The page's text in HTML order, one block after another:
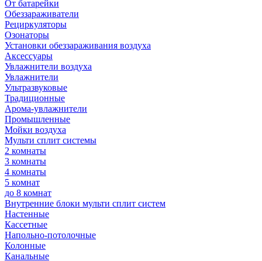
От батарейки
Обеззараживатели
Рециркуляторы
Озонаторы
Установки обеззараживания воздуха
Аксессуары
Увлажнители воздуха
Увлажнители
Ультразвуковые
Традиционные
Арома-увлажнители
Промышленные
Мойки воздуха
Мульти сплит системы
2 комнаты
3 комнаты
4 комнаты
5 комнат
до 8 комнат
Внутренние блоки мульти сплит систем
Настенные
Кассетные
Напольно-потолочные
Колонные
Канальные